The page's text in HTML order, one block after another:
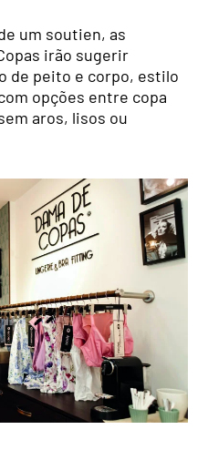
um soutien, as
irão sugerir
de peito e corpo, estilo
opções entre copa
aros, lisos ou